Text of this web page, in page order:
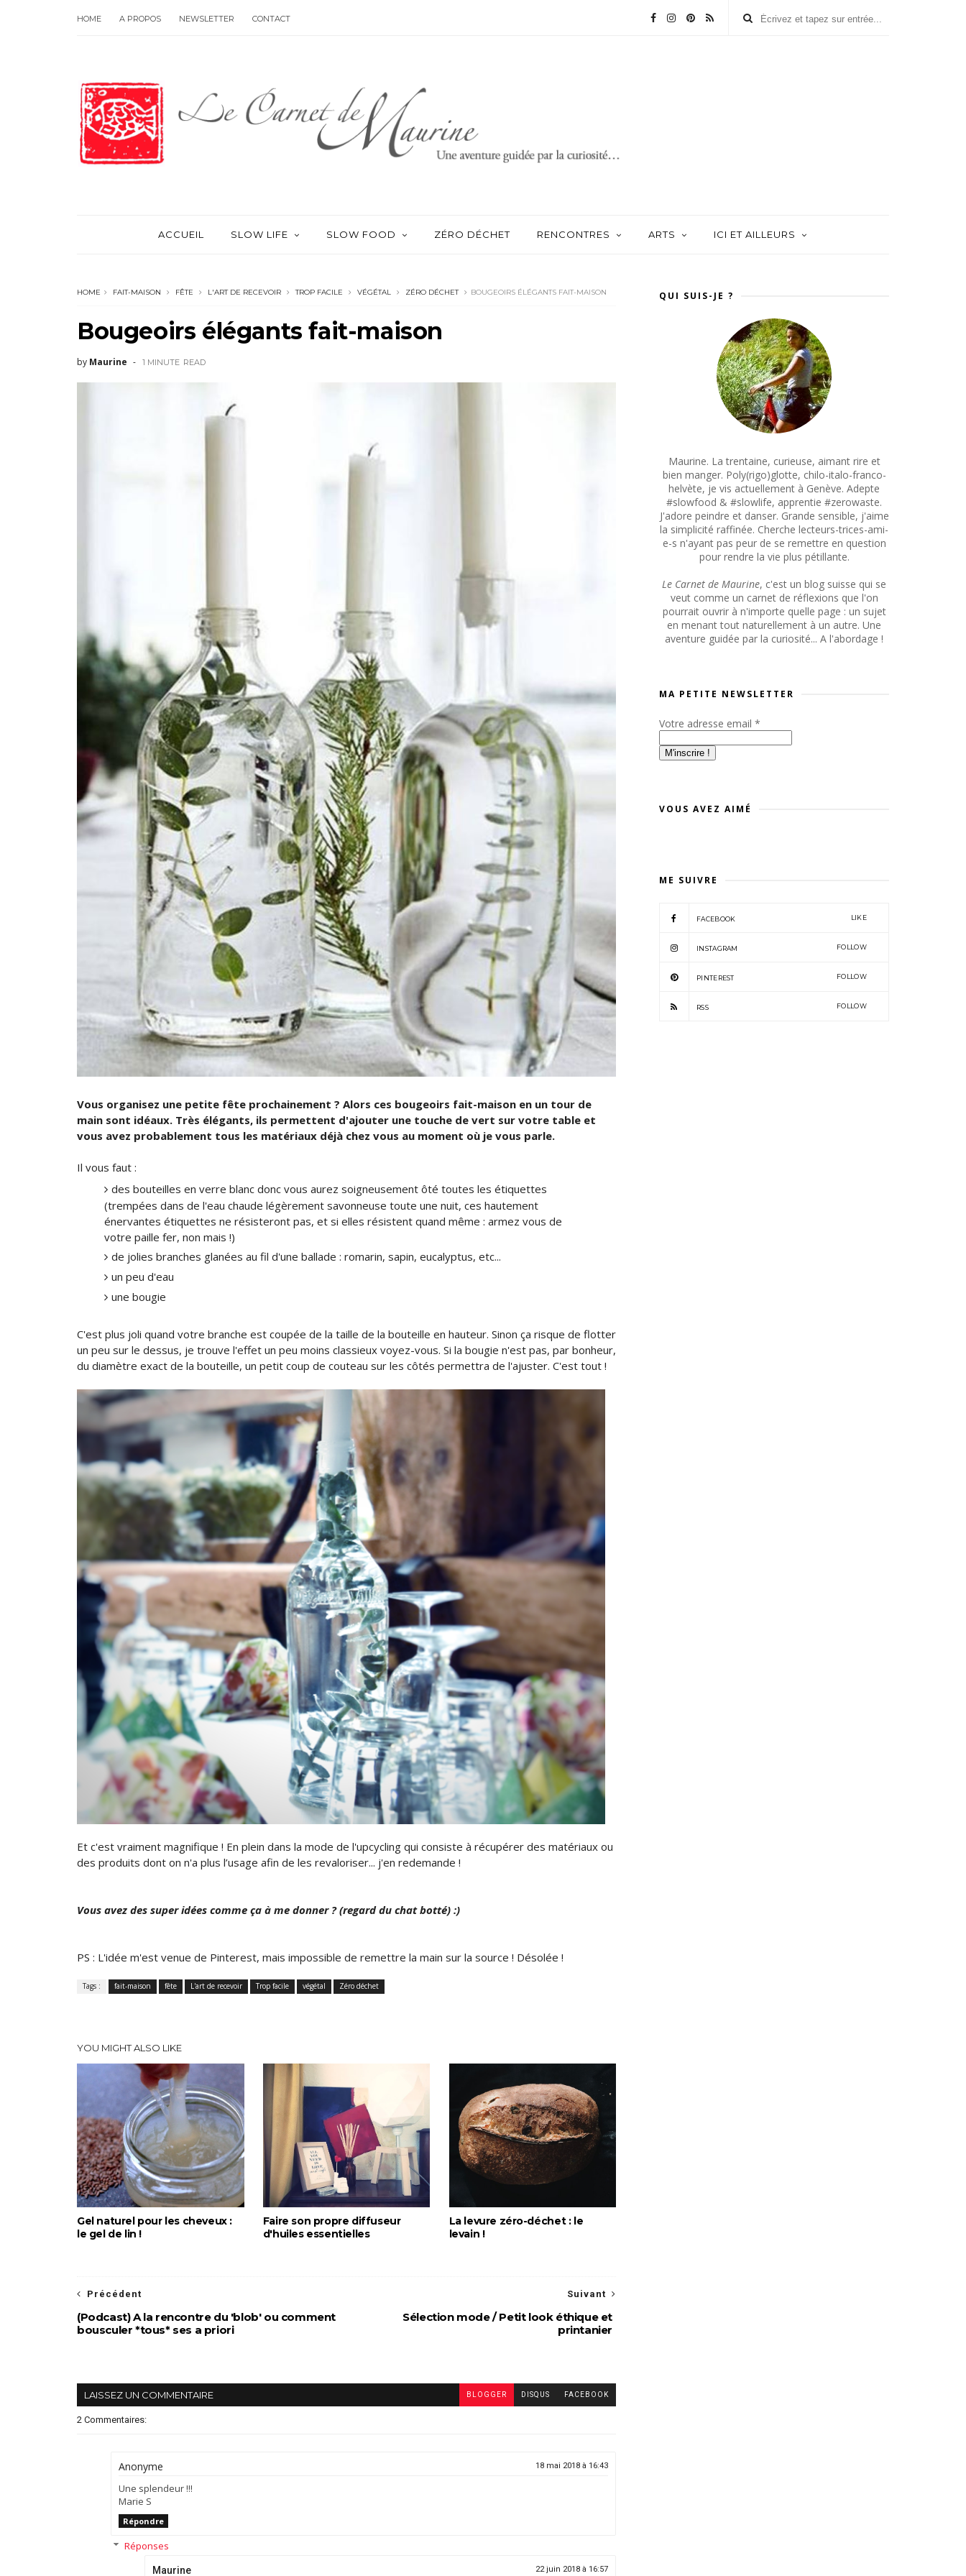
HOME A PROPOS NEWSLETTER CONTACT
ACCUEIL SLOW LIFE SLOW FOOD ZÉRO DÉCHET RENCONTRES ARTS ICI ET AILLEURS
HOME FAIT-MAISON FÊTE L'ART DE RECEVOIR TROP FACILE VÉGÉTAL ZÉRO DÉCHET BOUGEOIRS ÉLÉGANTS FAIT-MAISON
Bougeoirs élégants fait-maison
by Maurine 1 MINUTE READ
Vous organisez une petite fête prochainement ? Alors ces bougeoirs fait-maison en un tour de
main sont idéaux. Très élégants, ils permettent d'ajouter une touche de vert sur votre table et
vous avez probablement tous les matériaux déjà chez vous au moment où je vous parle.
Il vous faut :
des bouteilles en verre blanc donc vous aurez soigneusement ôté toutes les étiquettes
(trempées dans de l'eau chaude légèrement savonneuse toute une nuit, ces hautement
énervantes étiquettes ne résisteront pas, et si elles résistent quand même : armez vous de
votre paille fer, non mais !)
de jolies branches glanées au fil d'une ballade : romarin, sapin, eucalyptus, etc...
un peu d'eau
une bougie
C'est plus joli quand votre branche est coupée de la taille de la bouteille en hauteur. Sinon ça risque de flotter
un peu sur le dessus, je trouve l'effet un peu moins classieux voyez-vous. Si la bougie n'est pas, par bonheur,
du diamètre exact de la bouteille, un petit coup de couteau sur les côtés permettra de l'ajuster. C'est tout !
Et c'est vraiment magnifique ! En plein dans la mode de l'upcycling qui consiste à récupérer des matériaux ou
des produits dont on n'a plus l’usage afin de les revaloriser... j'en redemande !
Vous avez des super idées comme ça à me donner ? (regard du chat botté) :)
PS : L'idée m'est venue de Pinterest, mais impossible de remettre la main sur la source ! Désolée !
Tags : fait-maison fête L'art de recevoir Trop facile végétal Zéro déchet
YOU MIGHT ALSO LIKE
Gel naturel pour les cheveux :
le gel de lin !
Faire son propre diffuseur
d'huiles essentielles
La levure zéro-déchet : le
levain !
Suivant
Sélection mode / Petit look éthique et
printanier
Précédent
(Podcast) A la rencontre du 'blob' ou comment
bousculer *tous* ses a priori
LAISSEZ UN COMMENTAIRE BLOGGER DISQUS FACEBOOK
2 Commentaires:
Anonyme 18 mai 2018 à 16:43
Une splendeur !!!
Marie S
Répondre
Réponses
Maurine 22 juin 2018 à 16:57
QUI SUIS-JE ?
Maurine. La trentaine, curieuse, aimant rire et
bien manger. Poly(rigo)glotte, chilo-italo-franco-
helvète, je vis actuellement à Genève. Adepte
#slowfood & #slowlife, apprentie #zerowaste.
J'adore peindre et danser. Grande sensible, j'aime
la simplicité raffinée. Cherche lecteurs-trices-ami-
e-s n'ayant pas peur de se remettre en question
pour rendre la vie plus pétillante.
Le Carnet de Maurine, c'est un blog suisse qui se
veut comme un carnet de réflexions que l'on
pourrait ouvrir à n'importe quelle page : un sujet
en menant tout naturellement à un autre. Une
aventure guidée par la curiosité... A l'abordage !
MA PETITE NEWSLETTER
Votre adresse email *
VOUS AVEZ AIMÉ
ME SUIVRE
FACEBOOK LIKE
INSTAGRAM FOLLOW
PINTEREST FOLLOW
RSS FOLLOW